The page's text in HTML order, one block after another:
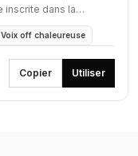
inscrite dans la
Voix off chaleureuse
Copier Utiliser